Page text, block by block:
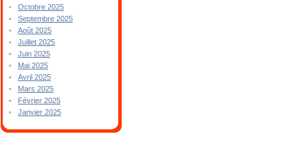
Octobre 2025
Septembre 2025
Août 2025
Juillet 2025
Juin 2025
Mai 2025
Avril 2025
Mars 2025
Février 2025
Janvier 2025